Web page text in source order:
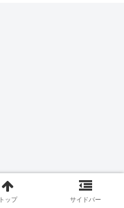
トップ サイドバー